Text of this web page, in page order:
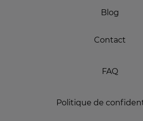
Blog
Contact
FAQ
Politique de